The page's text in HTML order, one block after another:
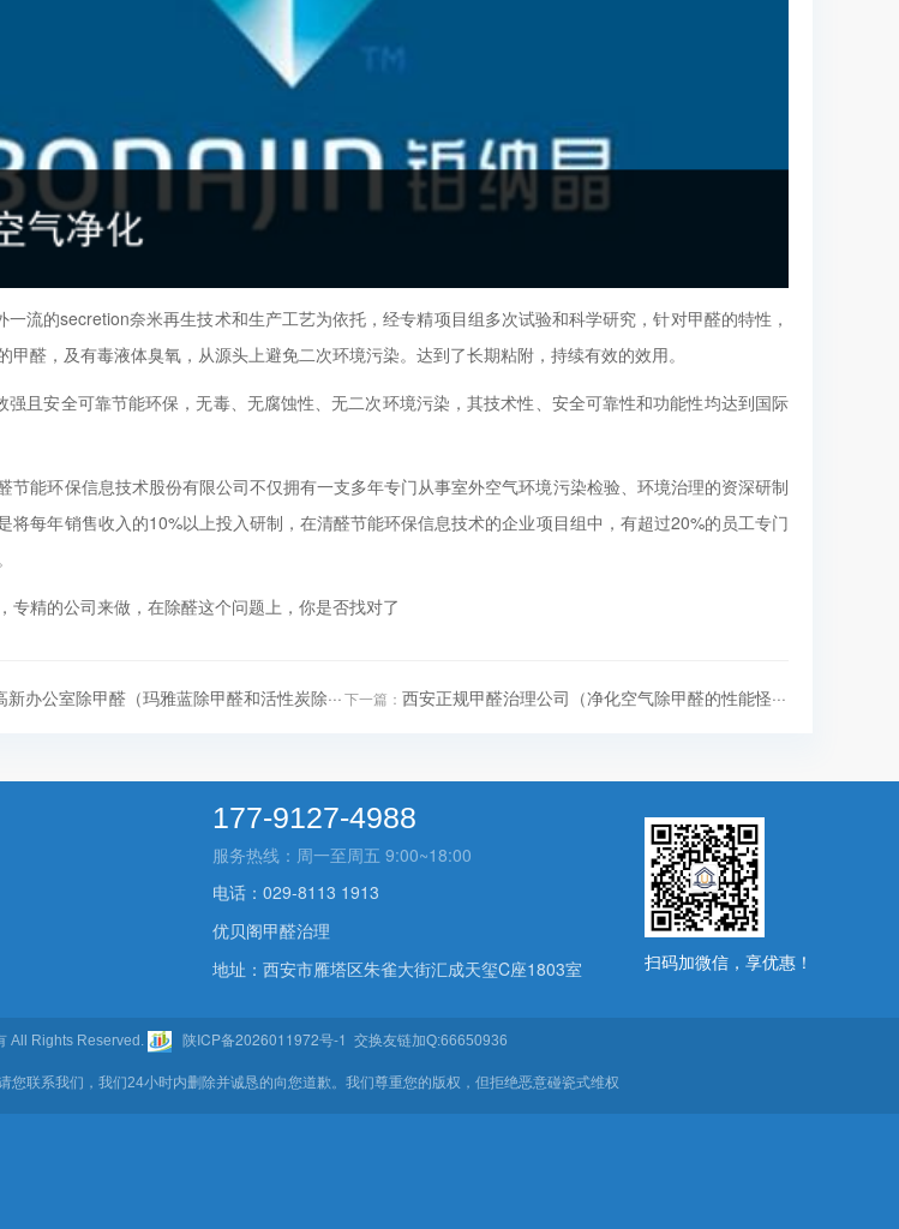
一流的secretion奈米再生技术和生产工艺为依托，经专精项目组多次试验和科学研究，针对甲醛的特性，
甲醛，及有毒液体臭氧，从源头上避免二次环境污染。达到了长期粘附，持续有效的效用。
强且安全可靠节能环保，无毒、无腐蚀性、无二次环境污染，其技术性、安全可靠性和功能性均达到国际
节能环保信息技术股份有限公司不仅拥有一支多年专门从事室外空气环境污染检验、环境治理的资深研制
将每年销售收入的10%以上投入研制，在清醛节能环保信息技术的企业项目组中，有超过20%的员工专门
专精的公司来做，在除醛这个问题上，你是否找对了
新办公室除甲醛（玛雅蓝除甲醛和活性炭除···下一篇： 西安正规甲醛治理公司（净化空气除甲醛的性能怪···
177-9127-4988
服务热线：周一至周五 9:00~18:00
电话：029-8113 1913
优贝阁甲醛治理
地址：西安市雁塔区朱雀大街汇成天玺C座1803室
扫码加微信，享优惠！
All Rights Reserved. 陕ICP备2026011972号-1 交换友链加Q:66650936
联系我们，我们24小时内删除并诚恳的向您道歉。我们尊重您的版权，但拒绝恶意碰瓷式维权